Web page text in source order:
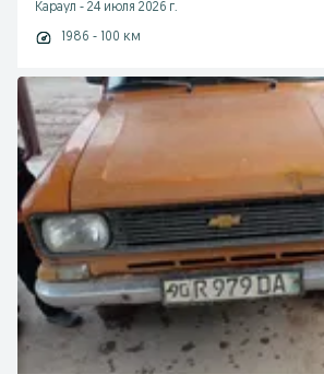
Караул - 24 июля 2026 г.
1986 - 100 км